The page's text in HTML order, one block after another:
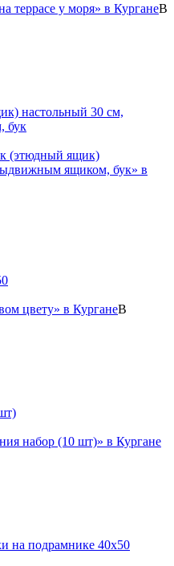
В
настольный 30 см,
бук
В
на подрамнике 40x50